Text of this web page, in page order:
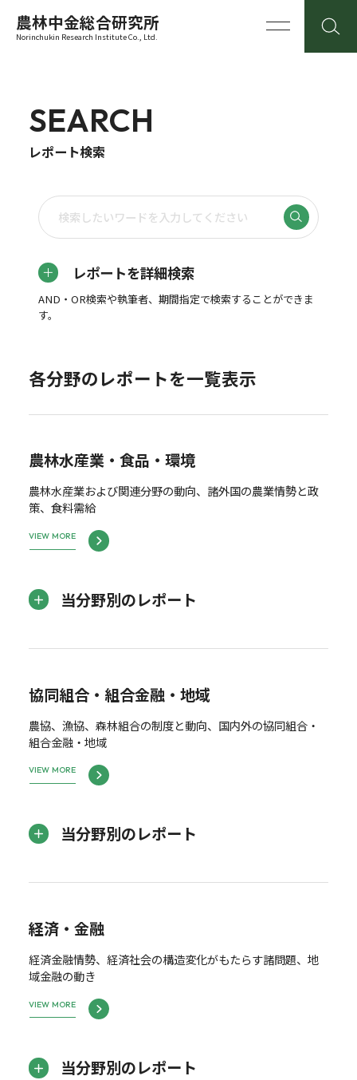
農林中金総合研究所
Norinchukin Research Institute Co., Ltd.
SEARCH
レポート検索
レポートを詳細検索
AND・OR検索や執筆者、期間指定で検索することができま
す。
各分野のレポートを一覧表示
農林水産業・食品・環境
農林水産業および関連分野の動向、諸外国の農業情勢と政
策、食料需給
VIEW MORE
当分野別のレポート
協同組合・組合金融・地域
農協、漁協、森林組合の制度と動向、国内外の協同組合・
組合金融・地域
VIEW MORE
当分野別のレポート
経済・金融
経済金融情勢、経済社会の構造変化がもたらす諸問題、地
域金融の動き
VIEW MORE
当分野別のレポート